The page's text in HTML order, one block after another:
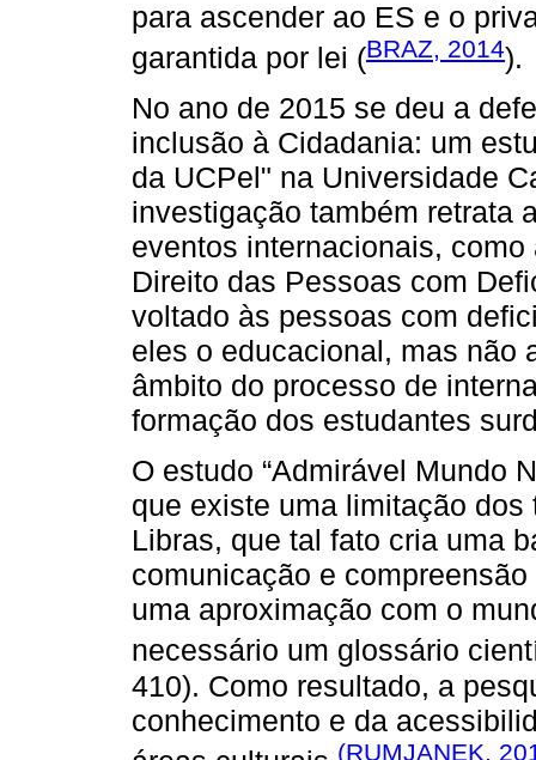
para ascender ao ES e o
garantida por lei (BRAZ, 2014).
No ano de 2015 se deu a
inclusão à Cidadania: um
da UCPel" na Universidade
investigação também retrata
eventos internacionais,
Direito das Pessoas com
voltado às pessoas com
eles o educacional, mas não
âmbito do processo de
formação dos estudantes
O estudo “Admirável Mundo
que existe uma limitação
Libras, que tal fato cria uma
comunicação e
uma aproximação com o
necessário um glossário
410). Como resultado, a
conhecimento e da
(RUMJANEK,